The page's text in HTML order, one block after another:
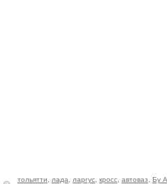
тольятти лада ларгус кросс автоваз Бу